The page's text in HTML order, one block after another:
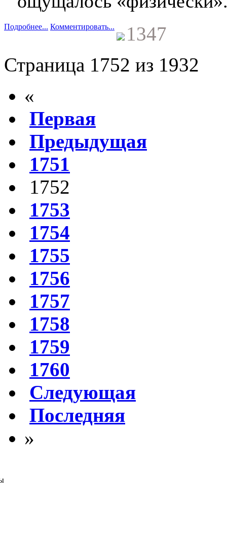
Подробнее... Комментировать...
1347
Страница 1752 из 1932
«
Первая
Предыдущая
1751
1752
1753
1754
1755
1756
1757
1758
1759
1760
Следующая
Последняя
»